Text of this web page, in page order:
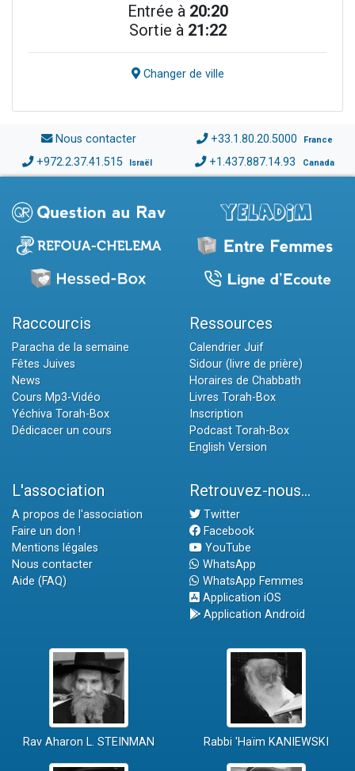
Entrée à 20:20
Sortie à 21:22
Changer de ville
Nous contacter +33.1.80.20.5000 France
+972.2.37.41.515 Israël +1.437.887.14.93 Canada
Raccourcis
Paracha de la semaine
Fêtes Juives
News
Cours Mp3-Vidéo
Yéchiva Torah-Box
Dédicacer un cours
Ressources
Calendrier Juif
Sidour (livre de prière)
Horaires de Chabbath
Livres Torah-Box
Inscription
Podcast Torah-Box
English Version
L'association
A propos de l'association
Faire un don !
Mentions légales
Nous contacter
Aide (FAQ)
Retrouvez-nous...
Twitter
Facebook
YouTube
WhatsApp
WhatsApp Femmes
Application iOS
Application Android
Rav Aharon L. STEINMAN Rabbi 'Haïm KANIEWSKI